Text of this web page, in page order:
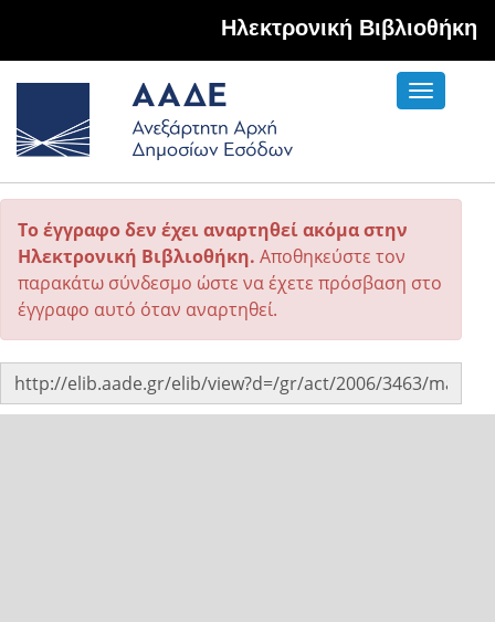
Hλεκτρονική Βιβλιοθήκη
Toggle
Το έγγραφο δεν έχει αναρτηθεί ακόμα στην
Ηλεκτρονική Βιβλιοθήκη. Αποθηκεύστε τον
παρακάτω σύνδεσμο ώστε να έχετε πρόσβαση στο
έγγραφο αυτό όταν αναρτηθεί.